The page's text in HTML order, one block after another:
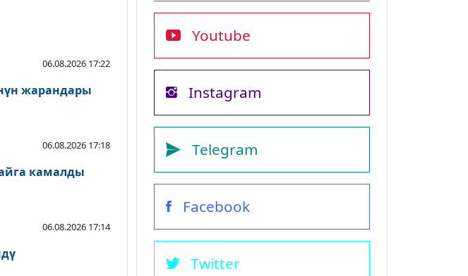
06.08.2026 17:22
жарандары
06.08.2026 17:18
камалды
06.08.2026 17:14
Youtube
Instagram
Telegram
Facebook
Twitter